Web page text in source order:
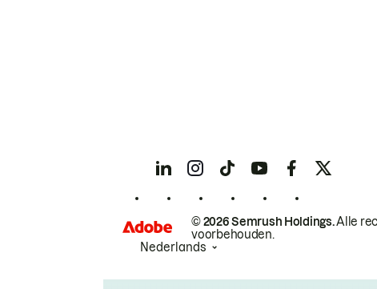
© 2026 Semrush Holdings.Alle
voorbehouden.
Nederlands